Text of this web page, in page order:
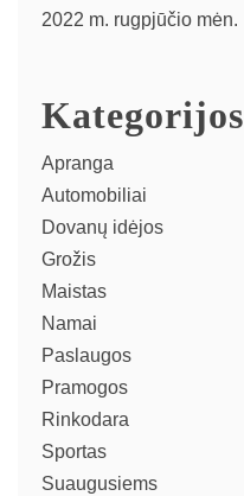
2022 m. rugpjūčio mėn.
Kategorijos
Apranga
Automobiliai
Dovanų idėjos
Grožis
Maistas
Namai
Paslaugos
Pramogos
Rinkodara
Sportas
Suaugusiems